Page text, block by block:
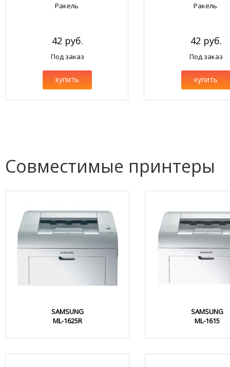
Ракель
42 руб.
Под заказ
купить
Ракель
42 руб.
Под заказ
купить
Совместимые принтеры
SAMSUNG
ML-1625R
SAMSUNG
ML-1615